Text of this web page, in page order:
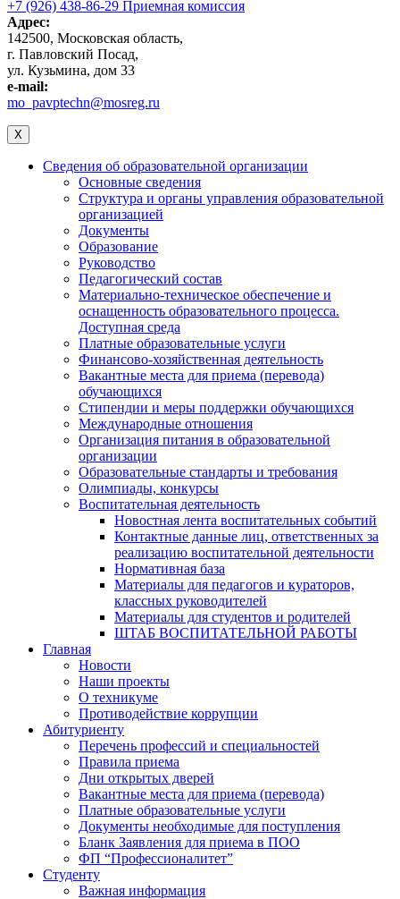
+7 (926) 438-86-29 Приемная комиссия
Адрес:
142500, Московская область,
г. Павловский Посад,
ул. Кузьмина, дом 33
e-mail:
mo_pavptechn@mosreg.ru
X
Сведения об образовательной организации
Основные сведения
Структура и органы управления образовательной
организацией
Документы
Образование
Руководство
Педагогический состав
Материально-техническое обеспечение и
оснащенность образовательного процесса.
Доступная среда
Платные образовательные услуги
Финансово-хозяйственная деятельность
Вакантные места для приема (перевода)
обучающихся
Стипендии и меры поддержки обучающихся
Международные отношения
Организация питания в образовательной
организации
Образовательные стандарты и требования
Олимпиады, конкурсы
Воспитательная деятельность
Новостная лента воспитательных событий
Контактные данные лиц, ответственных за
реализацию воспитательной деятельности
Нормативная база
Материалы для педагогов и кураторов,
классных руководителей
Материалы для студентов и родителей
ШТАБ ВОСПИТАТЕЛЬНОЙ РАБОТЫ
Главная
Новости
Наши проекты
О техникуме
Противодействие коррупции
Абитуриенту
Перечень профессий и специальностей
Правила приема
Дни открытых дверей
Вакантные места для приема (перевода)
Платные образовательные услуги
Документы необходимые для поступления
Бланк Заявления для приема в ПОО
ФП “Профессионалитет”
Студенту
Важная информация